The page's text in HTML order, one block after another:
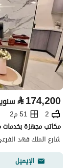
⃁174,200
2
51 م2
مكاتب مجهزة بخدمات
شارع الملك فهد
الإيميل